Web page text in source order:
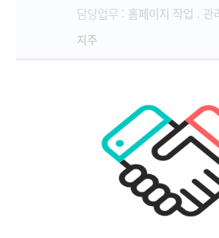
담당업무 : 홈페이지 작업 . 관
지주